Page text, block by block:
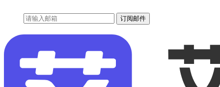
订阅邮件